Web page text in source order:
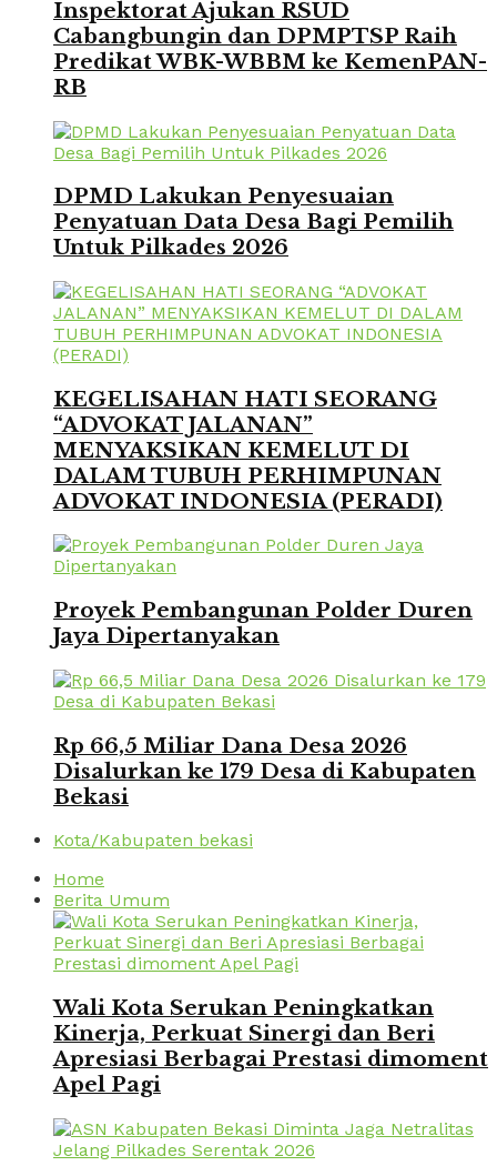
Inspektorat Ajukan RSUD
Cabangbungin dan DPMPTSP Raih
Predikat WBK-WBBM ke KemenPAN-
RB
DPMD Lakukan Penyesuaian
Penyatuan Data Desa Bagi Pemilih
Untuk Pilkades 2026
KEGELISAHAN HATI SEORANG
“ADVOKAT JALANAN”
MENYAKSIKAN KEMELUT DI
DALAM TUBUH PERHIMPUNAN
ADVOKAT INDONESIA (PERADI)
Proyek Pembangunan Polder Duren
Jaya Dipertanyakan
Rp 66,5 Miliar Dana Desa 2026
Disalurkan ke 179 Desa di Kabupaten
Bekasi
Kota/Kabupaten bekasi
Home
Berita Umum
Wali Kota Serukan Peningkatkan
Kinerja, Perkuat Sinergi dan Beri
Apresiasi Berbagai Prestasi dimoment
Apel Pagi